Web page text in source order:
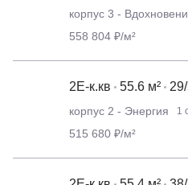
корпус 3 -
558 804 ₽/м²
2Е-к.кв 55.6 м²
корпус 2 - Энергия 1
515 680 ₽/м²